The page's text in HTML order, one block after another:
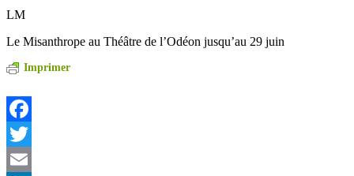
LM
Le Misanthrope au Théâtre de l’Odéon jusqu’au 29 juin
Imprimer
Facebook
Twitter